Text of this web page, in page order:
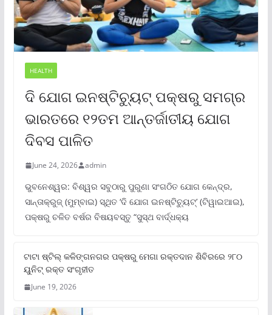
HEALTH
ଦି ଯୋଗ ଇନଷ୍ଟିଚ୍ୟୁଟ୍ ପକ୍ଷରୁ ସମଗ୍ର
ଭାରତରେ ୧୨ତମ ଆନ୍ତର୍ଜାତୀୟ ଯୋଗ
ଦିବସ ପାଳିତ
June 24, 2026 admin
ଭୁବନେଶ୍ୱର: ବିଶ୍ୱର ସବୁଠାରୁ ପୁରୁଣା ସଂଗଠିତ ଯୋଗ କେନ୍ଦ୍ର,
ସାନ୍ତାକ୍ରୁଜ୍ (ମୁମ୍ବାଇ) ସ୍ଥିତ ‘ଦି ଯୋଗ ଇନଷ୍ଟିଚ୍ୟୁଟ୍‌’ (ଟିୱାଇଆଇ),
ପକ୍ଷରୁ ଚଳିତ ବର୍ଷର ବିଷୟବସ୍ତୁ “ସୁସ୍ଥ ବାର୍ଦ୍ଧକ୍ୟ
ଟାଟା ଷ୍ଟିଲ୍‌ କଳିଙ୍ଗନଗର ପକ୍ଷରୁ ମେଗା ରକ୍ତଦାନ ଶିବିରରେ ୨୮୦
ୟୁନିଟ୍‌ ରକ୍ତ ସଂଗୃହୀତ
June 19, 2026